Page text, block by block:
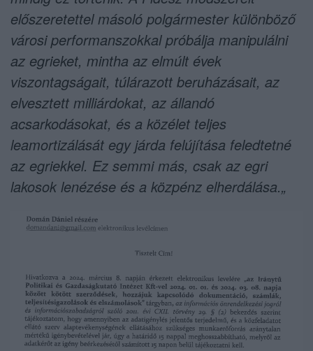
előszeretettel másoló polgármester különböző
városi performanszokkal próbálja manipulálni
az egrieket, mintha az elmúlt évek
viszontagságait, túlárazott beruházásait, az
elvesztett milliárdokat, az állandó
acsarkodásokat, és a közélet teljes
leamortizálását egy járda felújítása feledtetné
az egriekkel. Ez semmi más, csak az egri
lakosok lenézése és a közpénz elherdálása.„